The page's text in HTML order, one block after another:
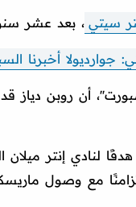
سيتي ، بعد عشر
أخبرنا
أن روبن
هدفًا لنادي إنتر
مع وصول